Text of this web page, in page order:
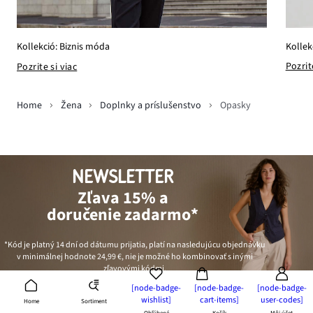
Home Sortiment
[node-badge-
wishlist]
[node-badge-
cart-items]
[node-badge-
user-codes]
Kollekció: Biznis móda
Pozrite si viac
Home Žena Doplnky a príslušenstvo Opasky
NEWSLETTER
Zľava 15% a
doručenie zadarmo*
*Kód je platný 14 dní od dátumu prijatia, platí na nasledujúcu objednávku
v minimálnej hodnote24,99 €, nie je možné ho kombinovať s inými
zľavovými kódmi.